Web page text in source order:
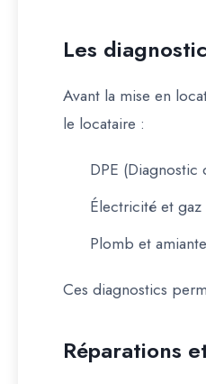
Les
Avant la mise en
le locataire :
DPE
Électricité et gaz
Plomb et amiante
Ces diagnostics
Réparations